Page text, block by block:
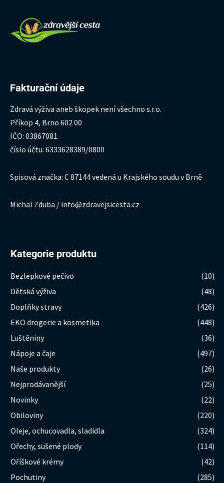
Fakturační údaje
Zdravá výživa aneb škopek není všechno s.r.o.
Příkop 4, Brno 602 00
IČO: 03867081
číslo účtu: 6333628389/0800
Spisová značka: C 87144 vedená u Krajského soudu v Brně
Michal Zduba / info@zdravejsicesta.cz
Kategorie produktu
Bezlepkové pečivo
(10)
Dětská výživa
(48)
Doplňky stravy
(426)
EKO drogerie a kosmetika
(448)
Luštěniny
(36)
Nápoje a čaje
(497)
Naše produkty
(26)
Nejprodávanější
(25)
Novinky
(22)
Obiloviny
(220)
Oleje, ochucovadla, sladidla
(324)
Ořechy, sušené plody
(114)
Oříškové krémy
(42)
Pochutiny
(285)